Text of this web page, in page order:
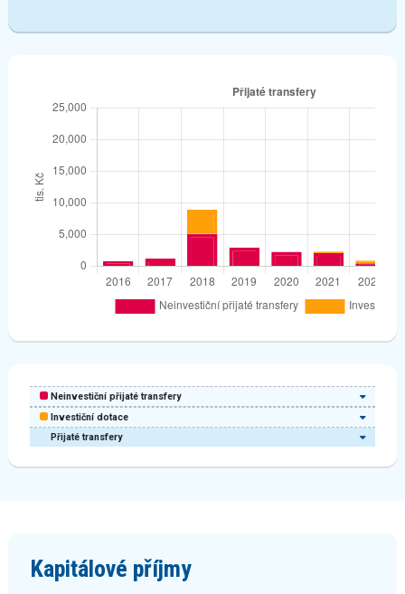
Přijaté transfery
Neinvestiční přijaté transfery
Investiční dotace
Kapitálové příjmy